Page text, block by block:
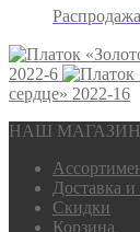
2022-6
сердце» 2022-16
НАШ МАГАЗИН
Доставка и
Скидки
Корзина